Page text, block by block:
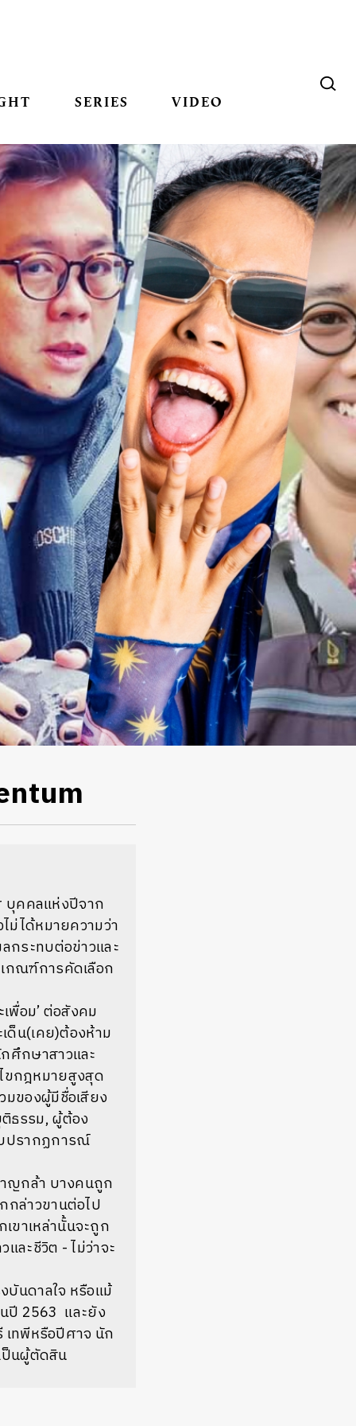
SERIES VIDEO
บุคคลแห่งปีจาก
ม่ได้หมายความว่า
กระทบต่อข่าวและ
กณฑ์การคัดเลือก
พื่อม’ ต่อสังคม
ด็น(เคย)ต้องห้าม
ศึกษาสาวและ
กฎหมายสูงสุด
ของผู้มีชื่อเสียง
ธรรม, ผู้ต้อง
ปรากฏการณ์
ญกล้า บางคนถูก
กล่าวขานต่อไป
ขาเหล่านั้นจะถูก
ละชีวิต - ไม่ว่าจะ
บันดาลใจ หรือแม้
ปี 2563 และยัง
เทพีหรือปีศาจ นัก
ป็นผู้ตัดสิน